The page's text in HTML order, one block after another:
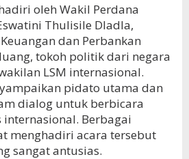
oleh Wakil Perdana
Thulisile Dladla,
dan Perbankan
tokoh politik dari negara
LSM internasional.
pidato utama dan
dialog untuk berbicara
Berbagai
menghadiri acara tersebut
sangat antusias.